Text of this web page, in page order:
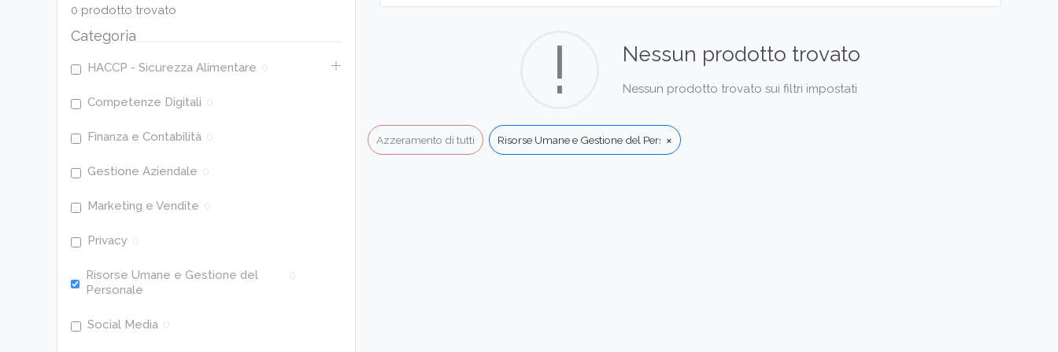
! Nessun prodotto trovato
Nessun prodotto trovato sui filtri impostati
Azzeramento di tutti Risorse Umane e Gestione del Personale
×
0 prodotto trovato
Categoria
HACCP - Sicurezza Alimentare 0
Competenze Digitali 0
Finanza e Contabilità 0
Gestione Aziendale 0
Marketing e Vendite 0
Privacy 0
Risorse Umane e Gestione del
Personale
0
Social Media 0